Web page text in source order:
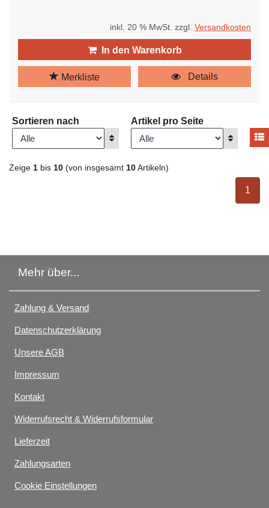
inkl. 20 % MwSt. zzgl. Versandkosten
In den Warenkorb
Merkliste Details
Sortieren nach
Anzeigen
Artikel pro Seite
Anzeigen
Zeige 1 bis 10 (von insgesamt 10 Artikeln)
1
Mehr über...
Zahlung & Versand
Datenschutzerklärung
Unsere AGB
Impressum
Kontakt
Widerrufsrecht & Widerrufsformular
Lieferzeit
Zahlungsarten
Cookie Einstellungen